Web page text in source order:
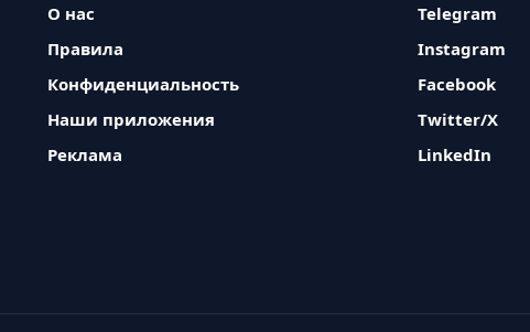
О нас
Правила
Конфиденциальность
Наши приложения
Реклама
Telegram
Instagram
Facebook
Twitter/X
LinkedIn